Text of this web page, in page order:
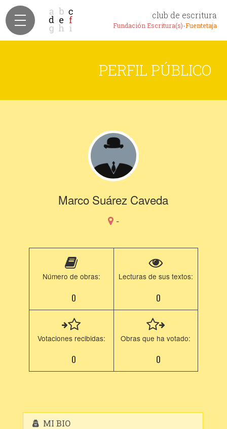
club de escritura
Fundación Escritura(s)-Fuentetaja
PERFIL PÚBLICO
Marco Suárez Caveda
-
Número de obras:
0
Lecturas de sus textos:
0
Votaciones recibidas:
0
Obras que ha votado:
0
MI BIO